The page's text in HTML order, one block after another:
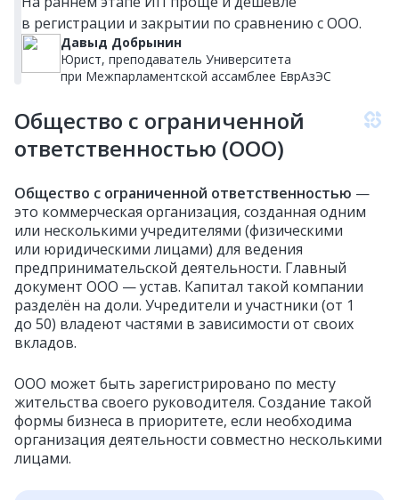
в регистрации и закрытии по сравнению с ООО.
Давыд Добрынин
Юрист, преподаватель Университета
при Межпарламентской ассамблее ЕврАзЭС
Общество с ограниченной
ответственностью (ООО)
Общество с ограниченной ответственностью —
это коммерческая организация, созданная одним
или несколькими учредителями (физическими
или юридическими лицами) для ведения
предпринимательской деятельности. Главный
документ ООО — устав. Капитал такой компании
разделён на доли. Учредители и участники (от 1
до 50) владеют частями в зависимости от своих
вкладов.
ООО может быть зарегистрировано по месту
жительства своего руководителя. Создание такой
формы бизнеса в приоритете, если необходима
организация деятельности совместно несколькими
лицами.